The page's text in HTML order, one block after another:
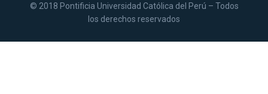
© 2018 Pontificia Universidad Católica del Perú – Todos
los derechos reservados